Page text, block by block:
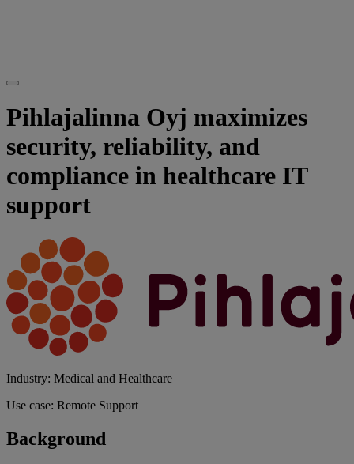
Pihlajalinna Oyj maximizes
security, reliability, and
compliance in healthcare IT
support
Industry: Medical and Healthcare
Use case: Remote Support
Background